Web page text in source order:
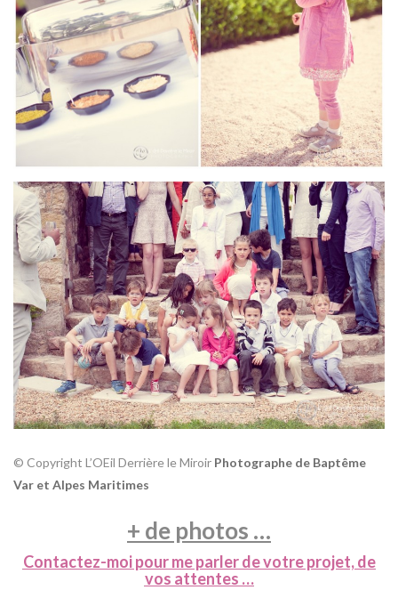
© Copyright L’OEil Derrière le Miroir Photographe de Baptême
Var et Alpes Maritimes
+ de photos …
Contactez-moi pour me parler de votre projet, de
vos attentes …